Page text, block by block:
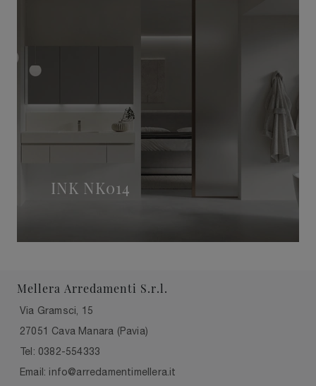
INK NK014
Mellera Arredamenti S.r.l.
Via Gramsci, 15
27051 Cava Manara (Pavia)
Tel: 0382-554333
Email: info@arredamentimellera.it